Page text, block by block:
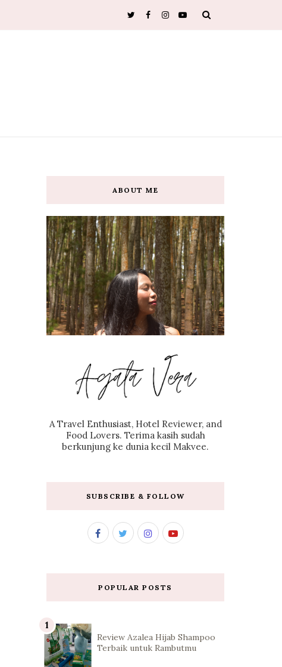
ABOUT ME
A Travel Enthusiast, Hotel Reviewer, and
Food Lovers. Terima kasih sudah
berkunjung ke dunia kecil Makvee.
SUBSCRIBE & FOLLOW
POPULAR POSTS
Review Azalea Hijab Shampoo
Terbaik untuk Rambutmu